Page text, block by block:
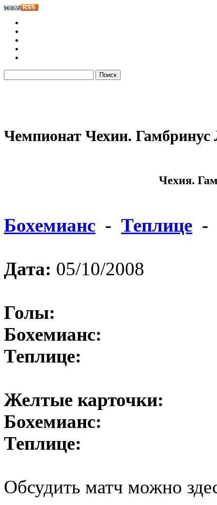
Чемпионат Чехии. Гамбринус
Чехия.
Бохемианс - Теплице -
Дата: 05/10/2008
Голы:
Бохемианс:
Теплице:
Желтые карточки:
Бохемианс:
Теплице:
Обсудить матч можно